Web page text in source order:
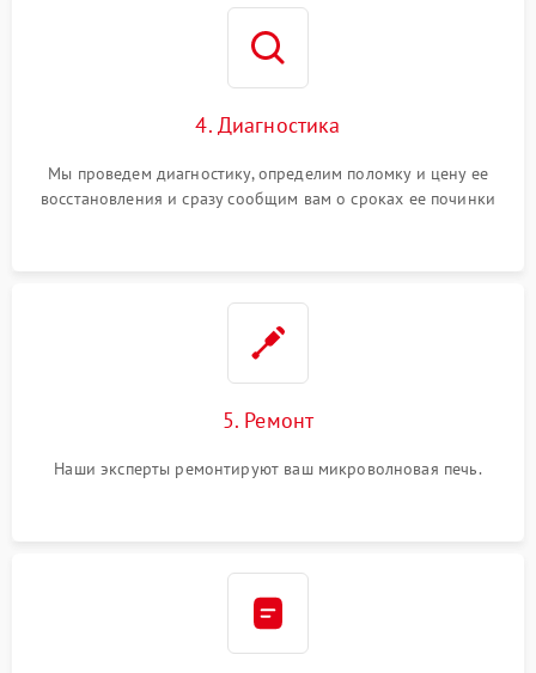
4. Диагностика
Мы проведем диагностику, определим поломку и цену ее
восстановления и сразу сообщим вам о сроках ее починки
5. Ремонт
Наши эксперты ремонтируют ваш микроволновая печь.